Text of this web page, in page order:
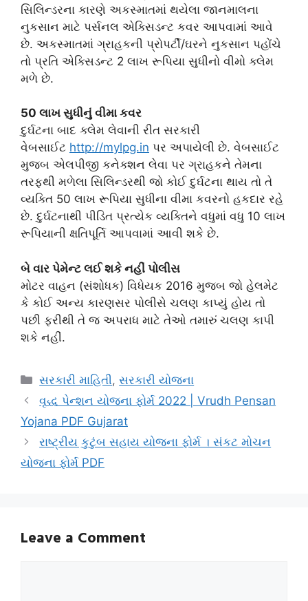
સિલિન્ડરના કારણે અકસ્માતમાં થયેલા જાનમાલના
નુકસાન માટે પર્સનલ એક્સિડન્ટ કવર આપવામાં આવે
છે. અકસ્માતમાં ગ્રાહકની પ્રોપર્ટી/ઘરને નુકસાન પહોંચે
તો પ્રતિ એક્સિડન્ટ 2 લાખ રૂપિયા સુધીનો વીમો ક્લેમ
મળે છે.
50 લાખ સુધીનું વીમા કવર
દુર્ઘટના બાદ ક્લેમ લેવાની રીત સરકારી
વેબસાઈટ http://mylpg.in પર અપાયેલી છે. વેબસાઈટ
મુજબ એલપીજી કનેક્શન લેવા પર ગ્રાહકને તેમના
તરફથી મળેલા સિલિન્ડરથી જો કોઈ દુર્ઘટના થાય તો તે
વ્યક્તિ 50 લાખ રૂપિયા સુધીના વીમા કવરનો હકદાર રહે
છે. દુર્ઘટનાથી પીડિત પ્રત્યેક વ્યક્તિને વધુમાં વધુ 10 લાખ
રૂપિયાની ક્ષતિપૂર્તિ આપવામાં આવી શકે છે.
બે વાર પેમેન્ટ લઈ શકે નહીં પોલીસ
મોટર વાહન (સંશોધક) વિધેયક 2016 મુજબ જો હેલમેટ
કે કોઈ અન્ય કારણસર પોલીસે ચલણ કાપ્યું હોય તો
પછી ફરીથી તે જ અપરાધ માટે તેઓ તમારું ચલણ કાપી
શકે નહીં.
Categories
સરકારી માહિતી,સરકારી યોજના
વૃદ્ધ પેન્શન યોજના ફોર્મ 2022 | Vrudh Pensan
Yojana PDF Gujarat
રાષ્ટ્રીય કુટુંબ સહાય યોજના ફોર્મ । સંકટ મોચન
યોજના ફોર્મ PDF
Leave a Comment